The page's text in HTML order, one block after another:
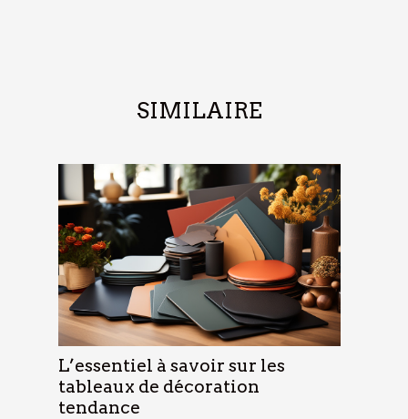
SIMILAIRE
L’essentiel à savoir sur les
tableaux de décoration
tendance